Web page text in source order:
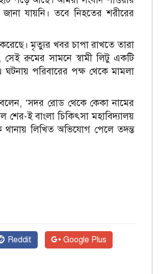
যায়নি। তবে নিহতের শরীরের
মৃত্যুর খবর চাপা রাখতে তারা
রুমের সামনে স্বামী লিটু একটি
পরিবারের পক্ষ থেকে মামলা
‘সদর রোড থেকে কেকা নামের
ই বাংলা চিকিৎসা মহাবিদ্যালয়
থানায় লিখিত অভিযোগ পেলে তদন্ত
Reddit Google Plus